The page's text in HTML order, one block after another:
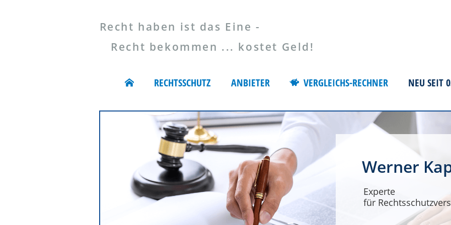
RECHTSSCHUTZ ANBIETER VERGLEICHS-RECHNER NEU SEIT
Recht haben ist das Eine -
Recht bekommen ... kostet Geld!
Werner
Experte
für